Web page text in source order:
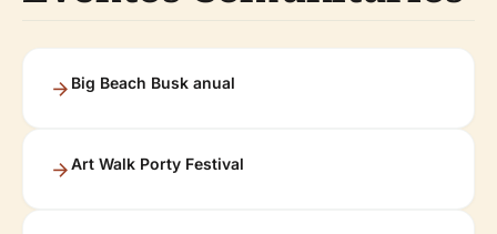
Big Beach Busk anual
Art Walk Porty Festival